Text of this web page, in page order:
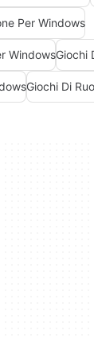
Per Windows
WindowsGiochi
Giochi Di